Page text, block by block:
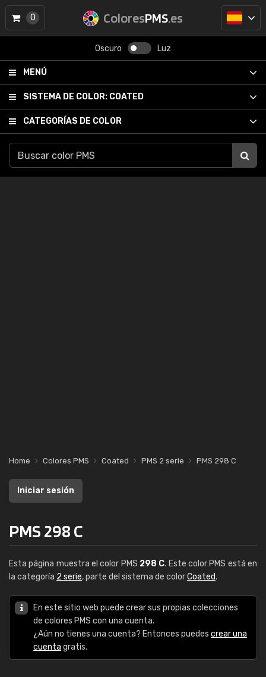
ColoresPMS.es
Oscuro Luz
MENÚ
SISTEMA DE COLOR: COATED
CATEGORÍAS DE COLOR
0
Home Colores PMS Coated PMS 2 serie PMS 298 C
Iniciar sesión
PMS 298 C
Esta página muestra el color PMS 298 C. Este color PMS está en
la categoría 2 serie, parte del sistema de colorCoated.
En este sitio web puede crear sus propias colecciones
de colores PMS con una cuenta.
¿Aún no tienes una cuenta? Entonces puedes crear una
cuenta gratis.